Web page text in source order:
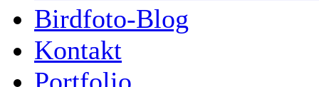
Birdfoto-Blog
Kontakt